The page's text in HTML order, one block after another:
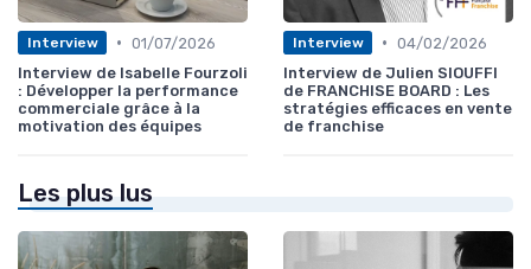
Interview • 01/07/2026
Interview de Isabelle Fourzoli
: Développer la performance
commerciale grâce à la
motivation des équipes
Interview • 04/02/2026
Interview de Julien SIOUFFI
de FRANCHISE BOARD : Les
stratégies efficaces en vente
de franchise
Les plus lus